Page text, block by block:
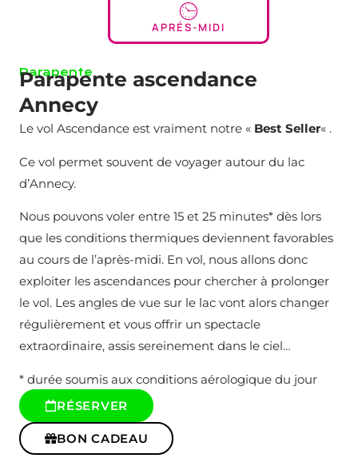
APRÉS-MIDI
Parapente
Parapente ascendance
Annecy
Le vol Ascendance est vraiment notre « Best Seller« .
Ce vol permet souvent de voyager autour du lac
d’Annecy.
Nous pouvons voler entre 15 et 25 minutes* dès lors
que les conditions thermiques deviennent favorables
au cours de l’après-midi. En vol, nous allons donc
exploiter les ascendances pour chercher à prolonger
le vol. Les angles de vue sur le lac vont alors changer
régulièrement et vous offrir un spectacle
extraordinaire, assis sereinement dans le ciel…
* durée soumis aux conditions aérologique du jour
RÉSERVER
BON CADEAU